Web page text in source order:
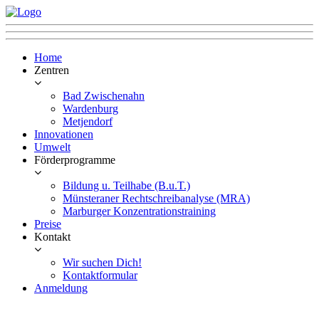
Home
Zentren
Bad Zwischenahn
Wardenburg
Metjendorf
Innovationen
Umwelt
Förderprogramme
Bildung u. Teilhabe (B.u.T.)
Münsteraner Rechtschreibanalyse (MRA)
Marburger Konzentrationstraining
Preise
Kontakt
Wir suchen Dich!
Kontaktformular
Anmeldung